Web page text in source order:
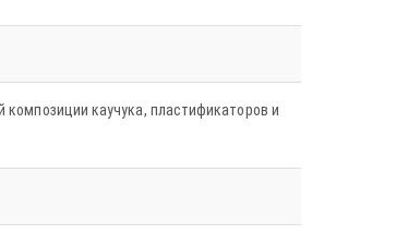
композиции каучука, пластификаторов и